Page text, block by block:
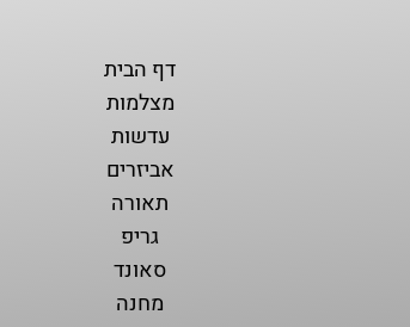
דף הבית
מצלמות
עדשות
אביזרים
תאורה
גריפ
סאונד
מחנה